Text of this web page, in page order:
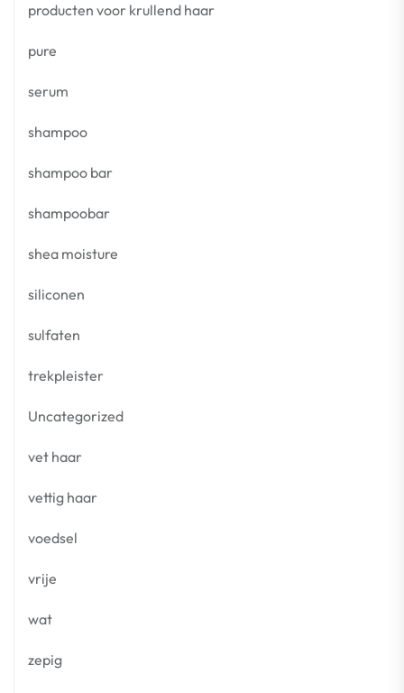
producten voor krullend haar
pure
serum
shampoo
shampoo bar
shampoobar
shea moisture
siliconen
sulfaten
trekpleister
Uncategorized
vet haar
vettig haar
voedsel
vrije
wat
zepig